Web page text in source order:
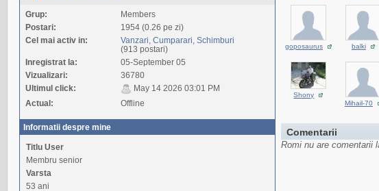
Grup:
Members
Postari:
1954 (0.26 pe zi)
Cel mai activ in:
Vanzari, Cumparari, Schimburi
(913 postari)
Inregistrat la:
05-September 05
Vizualizari:
36780
Ultimul click:
May 14 2026 03:01 PM
Actual:
Offline
Informatii despre mine
Titlu User
Membru senior
Varsta
53 ani
goposaurus balki
Shony
Mihail-70
Comentarii
Romi nu are comentarii